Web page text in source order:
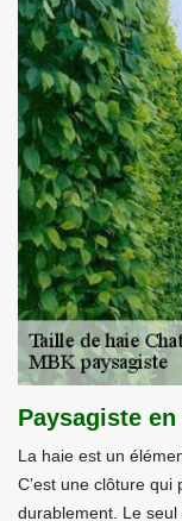
Paysagiste
La haie est un
C’est une clôture
durablement. Le